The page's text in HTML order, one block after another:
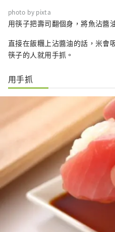
photo by pixta
用筷子把壽司翻個身，將魚沾醬
直接在飯糰上沾醬油的話，米會
筷子的人就用手抓。
用手抓